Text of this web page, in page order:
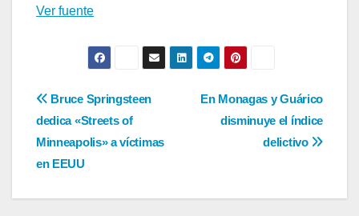
Ver fuente
Navegación
de
entradas
En Monagas y Guárico
disminuye el índice
delictivo
Bruce Springsteen
dedica «Streets of
Minneapolis» a víctimas
en EEUU